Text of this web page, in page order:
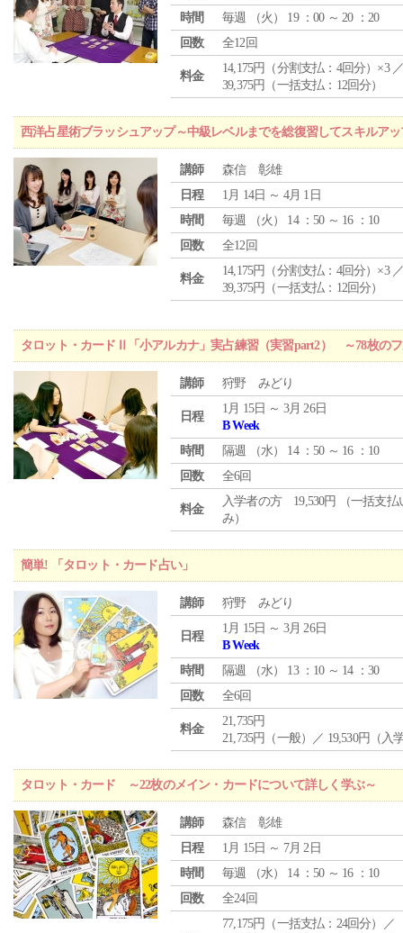
時間
毎週 （火 ） 19 ：00 ～ 20 ：20
回数
全12回
料金
14,175円（分割支払：4回分）×3
39,375円（一括支払：12回分）
西洋占星術ブラッシュアップ～中級レベルまでを総復習してスキルア
講師
森信 彰雄
日程
1月 14日 ～ 4月 1日
時間
毎週 （火 ） 14 ：50 ～ 16 ：10
回数
全12回
料金
14,175円（分割支払：4回分）×3
39,375円（一括支払：12回分）
タロット・カードⅡ「小アルカナ」実占練習（実習part2） ～78枚の
講師 狩野 みどり
日程
1月 15日 ～ 3月 26日
B Week
時間
隔週 （水） 14 ：50 ～ 16 ：10
回数
全6回
料金
入学者の方 19,530円 （一括支払
み）
簡単! 「タロット・カード占い」
講師 狩野 みどり
日程
1月 15日 ～ 3月 26日
B Week
時間
隔週 （水） 13 ：10 ～ 14 ：30
回数
全6回
料金
21,735円
21,735円（一般）／ 19,530円（入
タロット・カード ～22枚のメイン・カードについて詳しく学ぶ～
講師
森信 彰雄
日程
1月 15日 ～ 7月 2日
時間
毎週 （水） 14 ：50 ～ 16 ：10
回数
全24回
77,175円（一括支払：24回分）／